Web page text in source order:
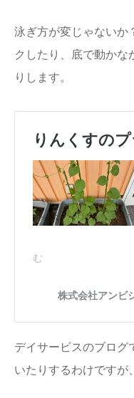
泳ぎ方が変じゃない
クしたり、底で動かな
りします。
デイサービスのブログ
いたりするわけですが、